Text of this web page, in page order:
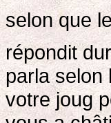
selon que
répondit
parla selon
votre joug